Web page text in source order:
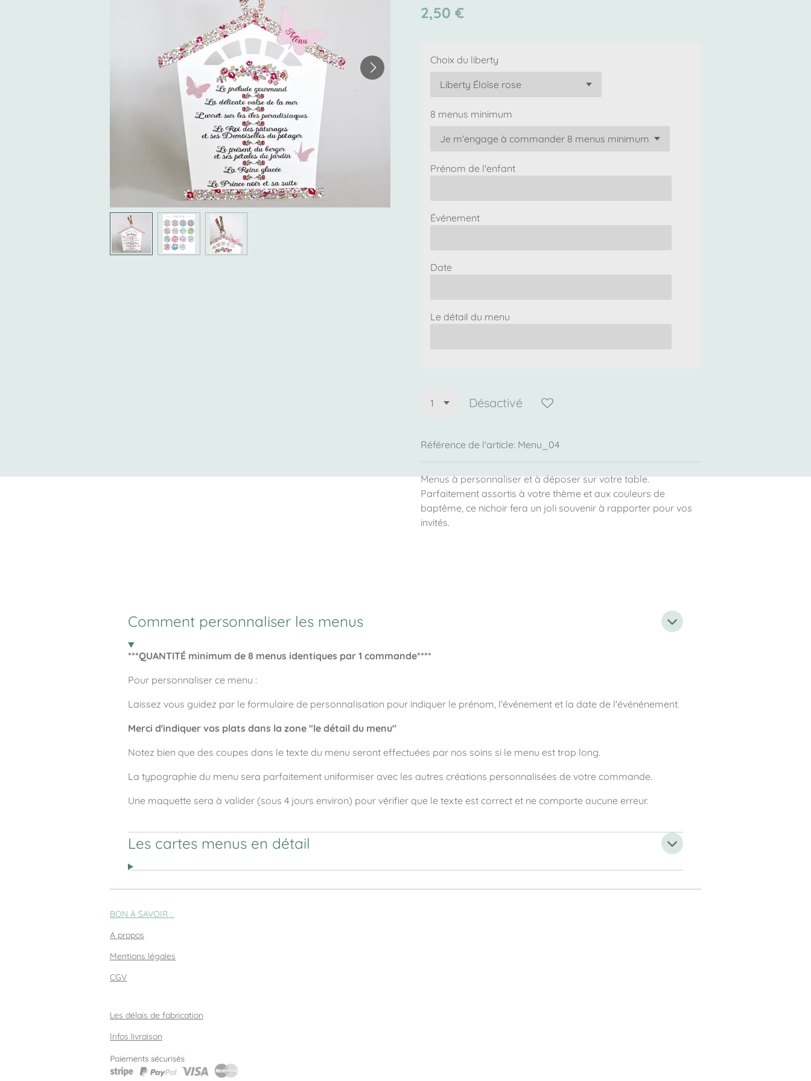
2,50 €
Choix du liberty
8 menus minimum
Prénom de l'enfant
Événement
Date
Le détail du menu
Désactivé
Référence de l'article: Menu_04
Menus à personnaliser et à déposer sur votre table.
Parfaitement assortis à votre thème et aux couleurs de
baptême, ce nichoir fera un joli souvenir à rapporter pour vos
invités.
Comment personnaliser les menus
***QUANTITÉ minimum de 8 menus identiques par 1 commande****
Pour personnaliser ce menu :
Laissez vous guidez par le formulaire de personnalisation pour indiquer le prénom, l'événement et la date de l'événénement.
Merci d'indiquer vos plats dans la zone "le détail du menu"
Notez bien que des coupes dans le texte du menu seront effectuées par nos soins si le menu est trop long.
La typographie du menu sera parfaitement uniformiser avec les autres créations personnalisées de votre commande.
Une maquette sera à valider (sous 4 jours environ) pour vérifier que le texte est correct et ne comporte aucune erreur.
Les cartes menus en détail
BON À SAVOIR :
A propos
Mentions légales
CGV
Les délais de fabrication
Infos livraison